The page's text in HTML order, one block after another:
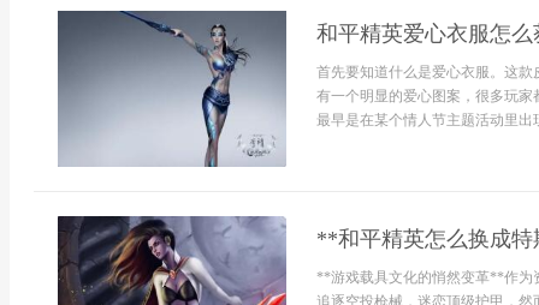
和平精英爱心衣服怎
首先要知道什么是爱心衣服。这
有一个明显的爱心图案，很多玩
最早是在某个情人节主题活动里
**和平精英怎么换成
**游戏载具文化的悄然变革**作为
追逐空投枪械，迷恋顶级护甲，